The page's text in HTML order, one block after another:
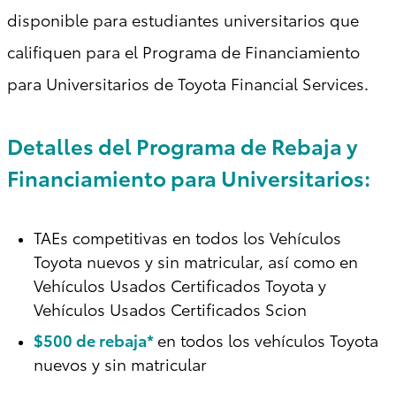
disponible para estudiantes universitarios que
califiquen para el Programa de Financiamiento
para Universitarios de Toyota Financial Services.
Detalles del Programa de Rebaja y
Financiamiento para Universitarios:
TAEs competitivas en todos los Vehículos
Toyota nuevos y sin matricular, así como en
Vehículos Usados Certificados Toyota y
Vehículos Usados Certificados Scion
$500 de rebaja*en todos los vehículos Toyota
nuevos y sin matricular